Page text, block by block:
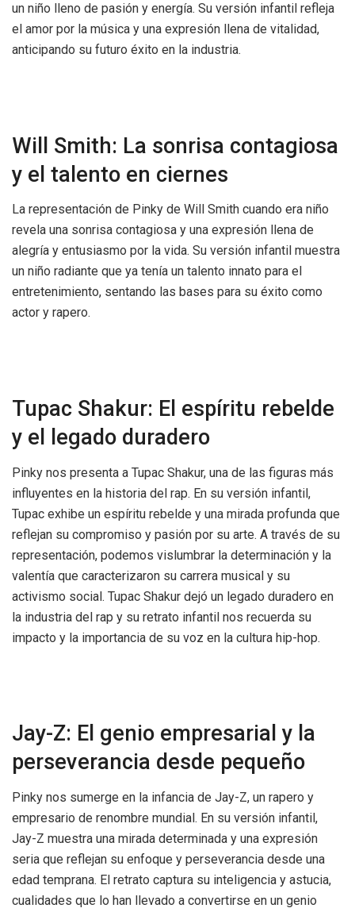
un niño lleno de pasión y energía. Su versión infantil refleja
el amor por la música y una expresión llena de vitalidad,
anticipando su futuro éxito en la industria.
Will Smith: La sonrisa contagiosa
y el talento en ciernes
La representación de Pinky de Will Smith cuando era niño
revela una sonrisa contagiosa y una expresión llena de
alegría y entusiasmo por la vida. Su versión infantil muestra
un niño radiante que ya tenía un talento innato para el
entretenimiento, sentando las bases para su éxito como
actor y rapero.
Tupac Shakur: El espíritu rebelde
y el legado duradero
Pinky nos presenta a Tupac Shakur, una de las figuras más
influyentes en la historia del rap. En su versión infantil,
Tupac exhibe un espíritu rebelde y una mirada profunda que
reflejan su compromiso y pasión por su arte. A través de su
representación, podemos vislumbrar la determinación y la
valentía que caracterizaron su carrera musical y su
activismo social. Tupac Shakur dejó un legado duradero en
la industria del rap y su retrato infantil nos recuerda su
impacto y la importancia de su voz en la cultura hip-hop.
Jay-Z: El genio empresarial y la
perseverancia desde pequeño
Pinky nos sumerge en la infancia de Jay-Z, un rapero y
empresario de renombre mundial. En su versión infantil,
Jay-Z muestra una mirada determinada y una expresión
seria que reflejan su enfoque y perseverancia desde una
edad temprana. El retrato captura su inteligencia y astucia,
cualidades que lo han llevado a convertirse en un genio